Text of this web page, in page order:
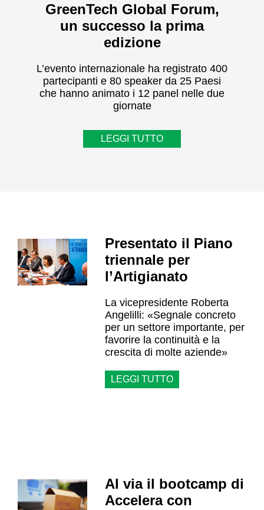
GreenTech Global Forum,
un successo la prima
edizione
L’evento internazionale ha registrato 400
partecipanti e 80 speaker da 25 Paesi
che hanno animato i 12 panel nelle due
giornate
LEGGI TUTTO
Presentato il Piano
triennale per
l’Artigianato
La vicepresidente Roberta
Angelilli: «Segnale concreto
per un settore importante, per
favorire la continuità e la
crescita di molte aziende»
LEGGI TUTTO
Al via il bootcamp di
Accelera con